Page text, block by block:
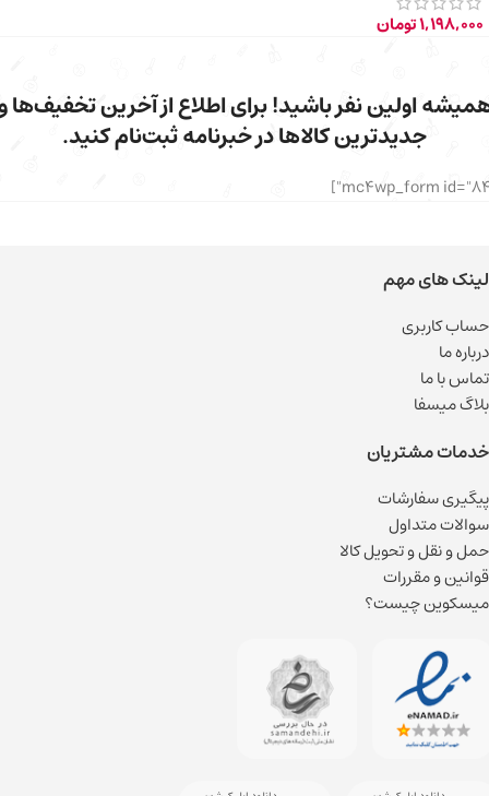
1,198,000تومان
اولین نفر باشید! برای اطلاع از آخرین تخفیف‌ها
جدیدترین کالاها در خبرنامه ثبت‌نام کنید.
لینک های مهم
حساب کاربری
درباره ما
تماس با ما
بلاگ میسفا
خدمات مشتریان
پیگیری سفارشات
سوالات متداول
حمل و نقل و تحویل کالا
قوانین و مقررات
میسکوین چیست؟